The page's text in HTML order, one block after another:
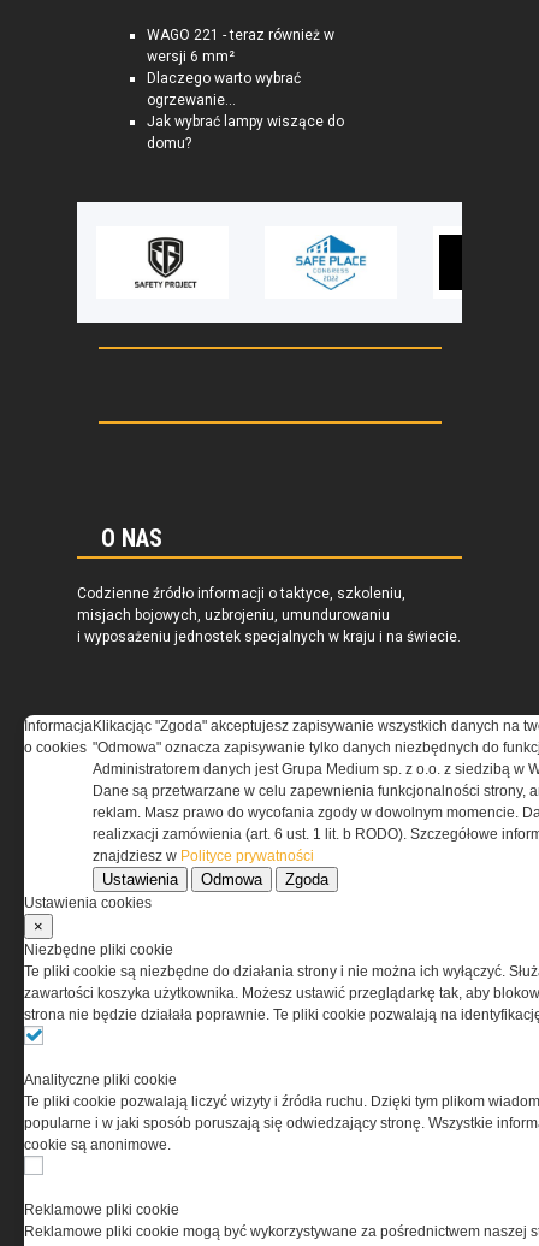
WAGO 221 - teraz również w
wersji 6 mm²
Dlaczego warto wybrać
ogrzewanie...
Jak wybrać lampy wiszące do
domu?
O NAS
Codzienne źródło informacji o taktyce, szkoleniu,
misjach bojowych, uzbrojeniu, umundurowaniu
i wyposażeniu jednostek specjalnych w kraju i na świecie.
REGULAMIN
Regulamin określa zasady korzystania z portalu
www.special-ops.pl
Korzystanie z portalu jest równoznaczne
odpowiedzialnością Spółka komandytowa, nr KRS:
0000537655, NIP 1132860378, REGON 146393437
(zwana dalej Grupa MEDIUM) w postaci Regulaminu.
Informacja
o cookies
Klikacjąc "Zgoda" akceptujesz zapisywanie wszystkich danych na
"Odmowa" oznacza zapisywanie tylko danych niezbędnych do
Administratorem danych jest Grupa Medium sp. z o.o. z siedzibą w
Dane są przetwarzane w celu zapewnienia funkcjonalności strony,
reklam. Masz prawo do wycofania zgody w dowolnym momencie.
realizxacji zamówienia (art. 6 ust. 1 lit. b RODO). Szczegółowe
znajdziesz w Polityce prywatności
Ustawienia Odmowa Zgoda
Ustawienia cookies
×
Niezbędne pliki cookie
Te pliki cookie są niezbędne do działania strony i nie można ich wyłączyć.
zawartości koszyka użytkownika. Możesz ustawić przeglądarkę tak, aby
strona nie będzie działała poprawnie. Te pliki cookie pozwalają na
Analityczne pliki cookie
Te pliki cookie pozwalają liczyć wizyty i źródła ruchu. Dzięki tym plikom
popularne i w jaki sposób poruszają się odwiedzający stronę. Wszystkie
cookie są anonimowe.
Reklamowe pliki cookie
Reklamowe pliki cookie mogą być wykorzystywane za pośrednictwem naszej